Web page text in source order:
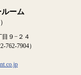
ーム
９−２４
762-7904）